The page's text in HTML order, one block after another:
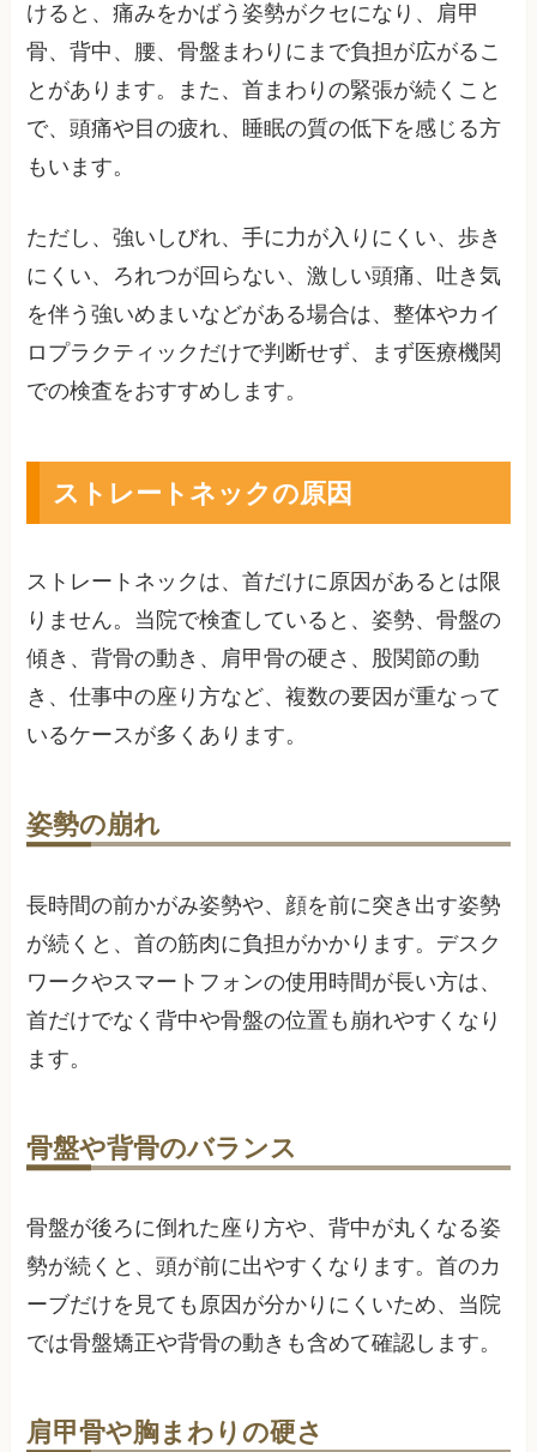
けると、痛みをかばう姿勢がクセになり、肩甲
骨、背中、腰、骨盤まわりにまで負担が広がるこ
とがあります。また、首まわりの緊張が続くこと
で、頭痛や目の疲れ、睡眠の質の低下を感じる方
もいます。
ただし、強いしびれ、手に力が入りにくい、歩き
にくい、ろれつが回らない、激しい頭痛、吐き気
を伴う強いめまいなどがある場合は、整体やカイ
ロプラクティックだけで判断せず、まず医療機関
での検査をおすすめします。
ストレートネックの原因
ストレートネックは、首だけに原因があるとは限
りません。当院で検査していると、姿勢、骨盤の
傾き、背骨の動き、肩甲骨の硬さ、股関節の動
き、仕事中の座り方など、複数の要因が重なって
いるケースが多くあります。
姿勢の崩れ
長時間の前かがみ姿勢や、顔を前に突き出す姿勢
が続くと、首の筋肉に負担がかかります。デスク
ワークやスマートフォンの使用時間が長い方は、
首だけでなく背中や骨盤の位置も崩れやすくなり
ます。
骨盤や背骨のバランス
骨盤が後ろに倒れた座り方や、背中が丸くなる姿
勢が続くと、頭が前に出やすくなります。首のカ
ーブだけを見ても原因が分かりにくいため、当院
では骨盤矯正や背骨の動きも含めて確認します。
肩甲骨や胸まわりの硬さ